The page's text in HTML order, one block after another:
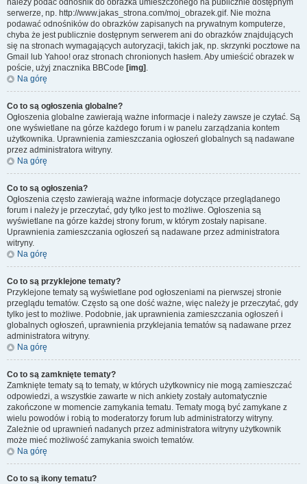
należy podać odnośnik do obrazka umieszczonego na publicznie dostępnym
serwerze, np. http://www.jakas_strona.com/moj_obrazek.gif. Nie można
podawać odnośników do obrazków zapisanych na prywatnym komputerze,
chyba że jest publicznie dostępnym serwerem ani do obrazków znajdujących
się na stronach wymagających autoryzacji, takich jak, np. skrzynki pocztowe na
Gmail lub Yahoo! oraz stronach chronionych hasłem. Aby umieścić obrazek w
poście, użyj znacznika BBCode [img] .
Na górę
Co to są ogłoszenia globalne?
Ogłoszenia globalne zawierają ważne informacje i należy zawsze je czytać. Są
one wyświetlane na górze każdego forum i w panelu zarządzania kontem
użytkownika. Uprawnienia zamieszczania ogłoszeń globalnych są nadawane
przez administratora witryny.
Na górę
Co to są ogłoszenia?
Ogłoszenia często zawierają ważne informacje dotyczące przeglądanego
forum i należy je przeczytać, gdy tylko jest to możliwe. Ogłoszenia są
wyświetlane na górze każdej strony forum, w którym zostały napisane.
Uprawnienia zamieszczania ogłoszeń są nadawane przez administratora
witryny.
Na górę
Co to są przyklejone tematy?
Przyklejone tematy są wyświetlane pod ogłoszeniami na pierwszej stronie
przeglądu tematów. Często są one dość ważne, więc należy je przeczytać, gdy
tylko jest to możliwe. Podobnie, jak uprawnienia zamieszczania ogłoszeń i
globalnych ogłoszeń, uprawnienia przyklejania tematów są nadawane przez
administratora witryny.
Na górę
Co to są zamknięte tematy?
Zamknięte tematy są to tematy, w których użytkownicy nie mogą zamieszczać
odpowiedzi, a wszystkie zawarte w nich ankiety zostały automatycznie
zakończone w momencie zamykania tematu. Tematy mogą być zamykane z
wielu powodów i robią to moderatorzy forum lub administratorzy witryny.
Zależnie od uprawnień nadanych przez administratora witryny użytkownik
może mieć możliwość zamykania swoich tematów.
Na górę
Co to są ikony tematu?